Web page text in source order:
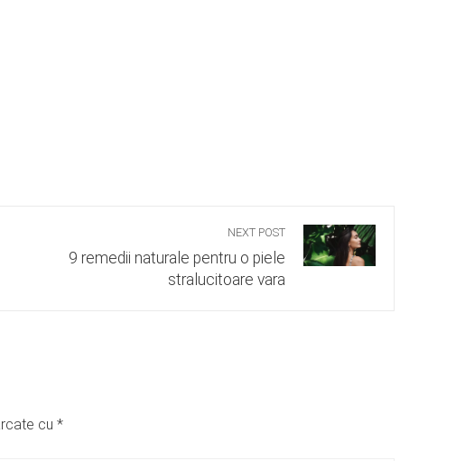
NEXT POST
9 remedii naturale pentru o piele
stralucitoare vara
cu *